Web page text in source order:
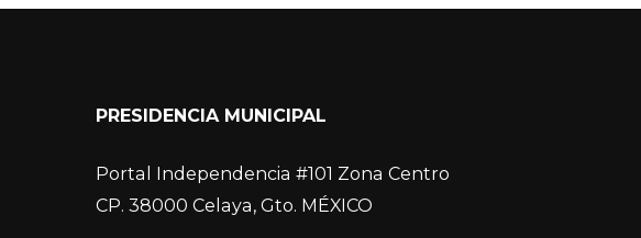
PRESIDENCIA MUNICIPAL
Portal Independencia #101 Zona Centro
CP. 38000 Celaya, Gto. MÉXICO